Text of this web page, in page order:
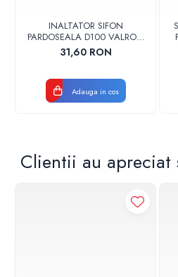
INALTATOR SIFON
PARDOSEALA D100 VALROM
17001900004
31,60 RON
Adauga in cos
Clientii au apreciat